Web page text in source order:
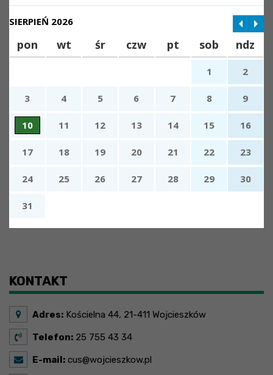
SIERPIEŃ 2026
pon wt śr czw pt sob ndz
1 2
3 4 5 6 7 8 9
10 11 12 13 14 15 16
17 18 19 20 21 22 23
24 25 26 27 28 29 30
31
KONTAKT
Adres: Kościelna 44, 21-411 Wojcieszków
Telefon: 25 755 43 34
E-mail: cus@wojcieszkow.pl